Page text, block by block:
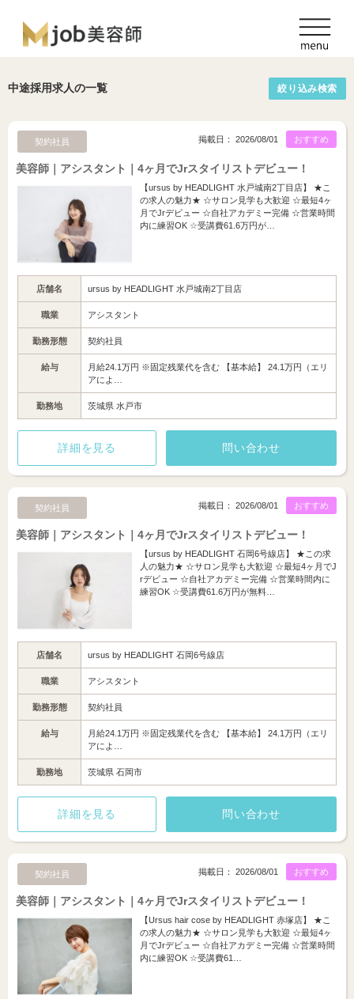
中途採用求人の一覧 絞り込み検索
契約社員 おすすめ
掲載日： 2026/08/01
美容師｜アシスタント｜4ヶ月でJrスタイリストデビュー！
【ursus by HEADLIGHT 水戸城南2丁目店】 ★こ
の求人の魅力★ ☆サロン見学も大歓迎 ☆最短4ヶ
月でJrデビュー ☆自社アカデミー完備 ☆営業時間
内に練習OK ☆受講費61.6万円が…
店舗名 ursus by HEADLIGHT 水戸城南2丁目店
職業 アシスタント
勤務形態 契約社員
給与
月給24.1万円 ※固定残業代を含む 【基本給】 24.1万円（エリ
アによ…
勤務地 茨城県 水戸市
詳細を見る 問い合わせ
契約社員 おすすめ
掲載日： 2026/08/01
美容師｜アシスタント｜4ヶ月でJrスタイリストデビュー！
【ursus by HEADLIGHT 石岡6号線店】 ★この求
人の魅力★ ☆サロン見学も大歓迎 ☆最短4ヶ月でJ
rデビュー ☆自社アカデミー完備 ☆営業時間内に
練習OK ☆受講費61.6万円が無料…
店舗名 ursus by HEADLIGHT 石岡6号線店
職業 アシスタント
勤務形態 契約社員
給与
月給24.1万円 ※固定残業代を含む 【基本給】 24.1万円（エリ
アによ…
勤務地 茨城県 石岡市
詳細を見る 問い合わせ
契約社員 おすすめ
掲載日： 2026/08/01
美容師｜アシスタント｜4ヶ月でJrスタイリストデビュー！
【Ursus hair cose by HEADLIGHT 赤塚店】 ★こ
の求人の魅力★ ☆サロン見学も大歓迎 ☆最短4ヶ
月でJrデビュー ☆自社アカデミー完備 ☆営業時間
内に練習OK ☆受講費61…